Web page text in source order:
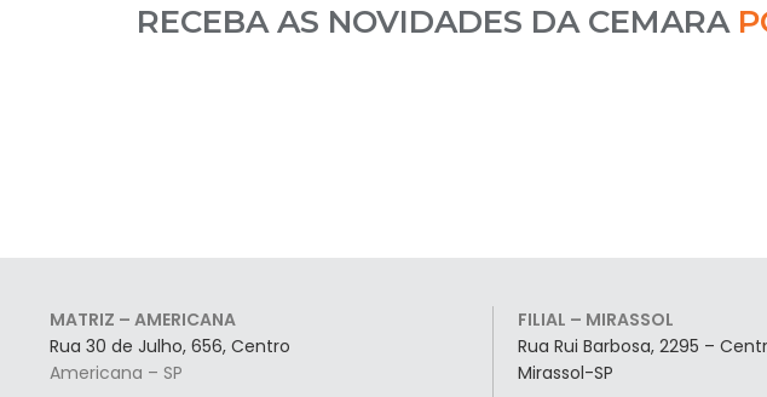
RECEBA AS NOVIDADES DA CEMARA
MATRIZ – AMERICANA
Rua 30 de Julho, 656, Centro
Americana – SP
FILIAL – MIRASSOL
Rua Rui Barbosa, 2295 –
Mirassol-SP